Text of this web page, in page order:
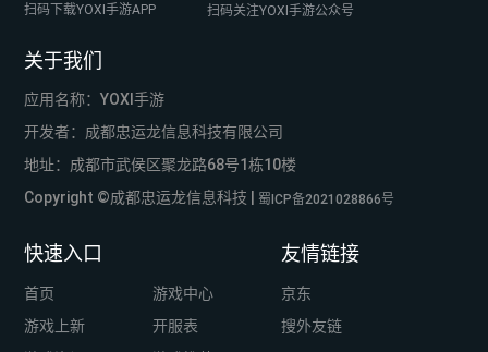
扫码下载YOXI手游APP 扫码关注YOXI手游公众号
关于我们
应用名称：YOXI手游
开发者：成都忠运龙信息科技有限公司
地址：成都市武侯区聚龙路68号1栋10楼
Copyright ©成都忠运龙信息科技 | 蜀ICP备2021028866号
快速入口
首页
游戏中心
游戏上新
开服表
友情链接
京东
搜外友链